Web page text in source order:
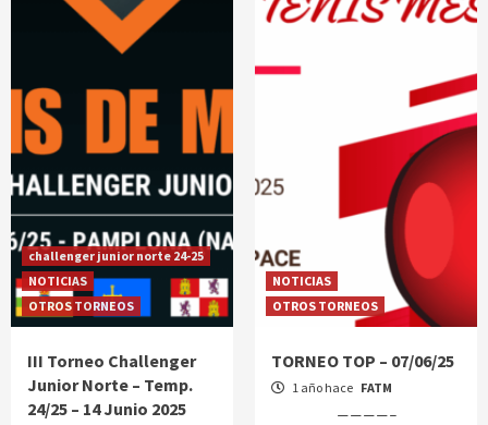
challenger junior norte 24-25
NOTICIAS
OTROS TORNEOS
III Torneo Challenger
Junior Norte – Temp.
24/25 – 14 Junio 2025
NOTICIAS
OTROS TORNEOS
TORNEO TOP – 07/06/25
1 año hace FATM
————–